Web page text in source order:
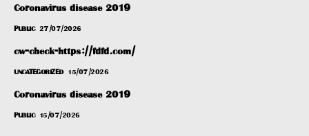
Coronavirus disease 2019
PUBLIC 27/07/2026
cw-check-https://fdfd.com/
UNCATEGORIZED 15/07/2026
Coronavirus disease 2019
PUBLIC 15/07/2026